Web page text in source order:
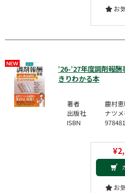
お
’26-’27年度調剤報
きりわかる本
著者
鹿村
出版社
ナツ
ISBN
お